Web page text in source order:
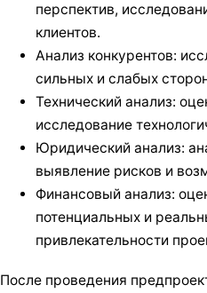
перспектив,
клиентов.
Анализ конкурентов:
сильных и слабых
Технический анализ:
исследование
Юридический анализ:
выявление рисков и
Финансовый анализ:
потенциальных и
привлекательности
После проведения